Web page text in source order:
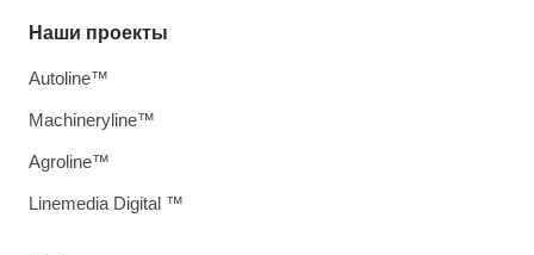
Наши проекты
Autoline™
Machineryline™
Agroline™
Linemedia Digital ™